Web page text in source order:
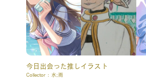
今日出会った推しイラスト
Collector : 水;雨